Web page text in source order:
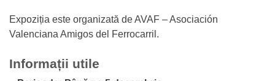
Expoziția este organizată de AVAF – Asociación
Valenciana Amigos del Ferrocarril.
Informații utile